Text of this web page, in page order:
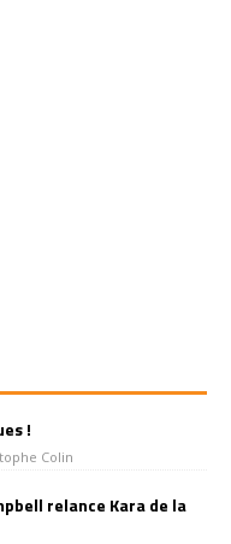
!
Colin
relance Kara de la